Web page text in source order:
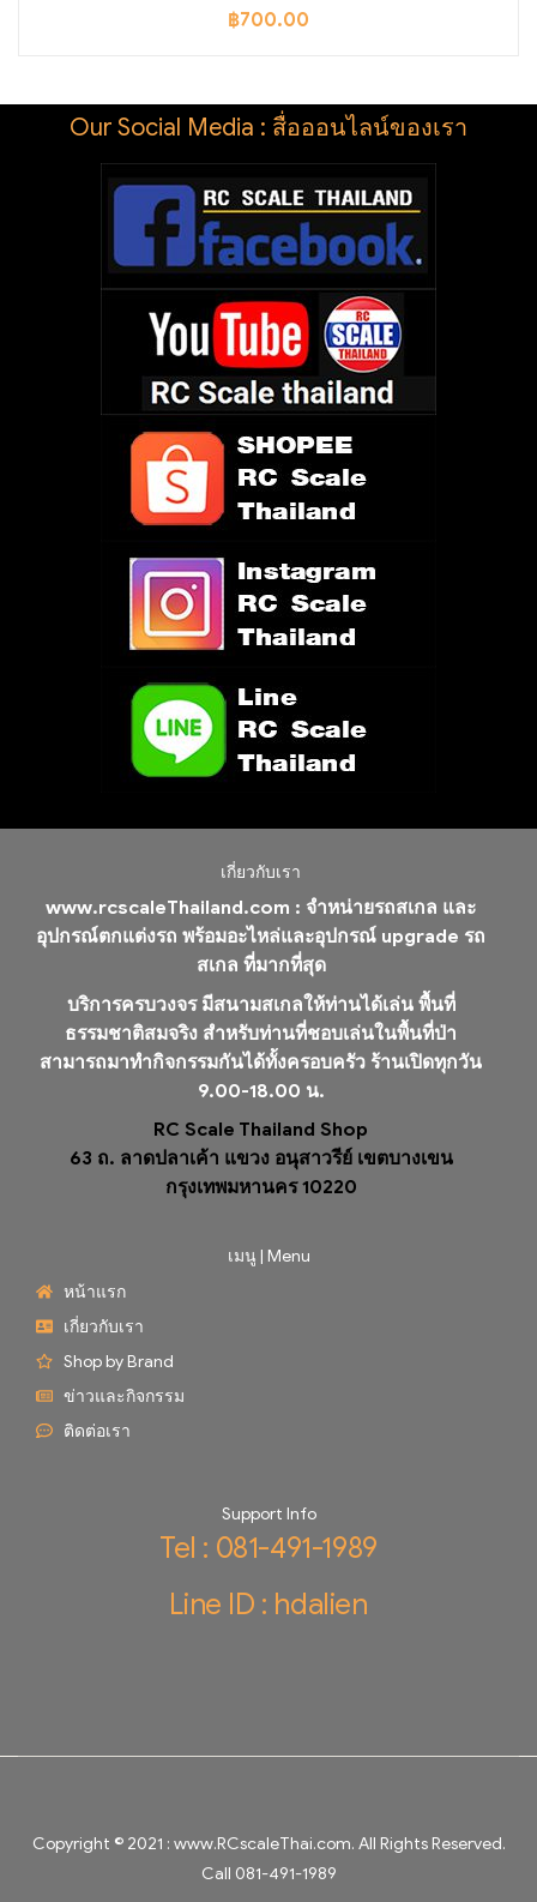
฿700.00
Our Social Media : สื่อออนไลน์ของเรา
เกี่ยวกับเรา
www.rcscaleThailand.com : จำหน่ายรถสเกล และ
อุปกรณ์ตกแต่งรถ พร้อมอะไหล่และอุปกรณ์ upgrade รถ
สเกล ที่มากที่สุด
บริการครบวงจร มีสนามสเกลให้ท่านได้เล่น พื้นที่
ธรรมชาติสมจริง สำหรับท่านที่ชอบเล่นในพื้นที่ป่า
สามารถมาทำกิจกรรมกันได้ทั้งครอบครัว ร้านเปิดทุกวัน
9.00-18.00 น.
RC Scale Thailand Shop
63 ถ. ลาดปลาเค้า แขวง อนุสาวรีย์ เขตบางเขน
กรุงเทพมหานคร 10220
เมนู | Menu
หน้าแรก
เกี่ยวกับเรา
Shop by Brand
ข่าวและกิจกรรม
ติดต่อเรา
Support Info
Tel : 081-491-1989
Line ID : hdalien
Copyright © 2021 : www.RCscaleThai.com. All Rights Reserved.
Call 081-491-1989